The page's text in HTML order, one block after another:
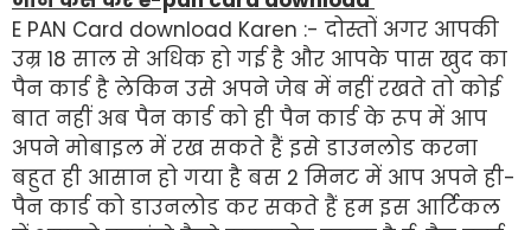
E PAN Card download Karen :- दोस्तों अगर आपकी
उम्र 18 साल से अधिक हो गई है और आपके पास खुद का
पैन कार्ड है लेकिन उसे अपने जेब में नहीं रखते तो कोई
बात नहीं अब पैन कार्ड को ही पैन कार्ड के रूप में आप
अपने मोबाइल में रख सकते हैं इसे डाउनलोड करना
बहुत ही आसान हो गया है बस 2 मिनट में आप अपने ही-
पैन कार्ड को डाउनलोड कर सकते हैं हम इस आर्टिकल